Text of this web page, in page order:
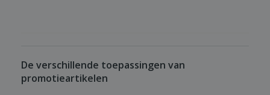
De verschillende toepassingen van
promotieartikelen